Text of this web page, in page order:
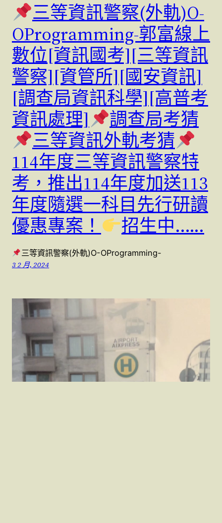
三等資訊警察(外軌)O-
OProgramming-郭富線上
數位[資訊國考][三等資訊
警察][資管所][國安資訊]
[調查局資訊科學][高普考
資訊處理]
調查局考猜
三等資訊外軌考猜
114年度三等資訊警察特
考，推出114年度加送113
年度隨選一科目先行研讀
優惠專案！
招生中..….
三等資訊警察(外軌)O-OProgramming-
3 2 月, 2024